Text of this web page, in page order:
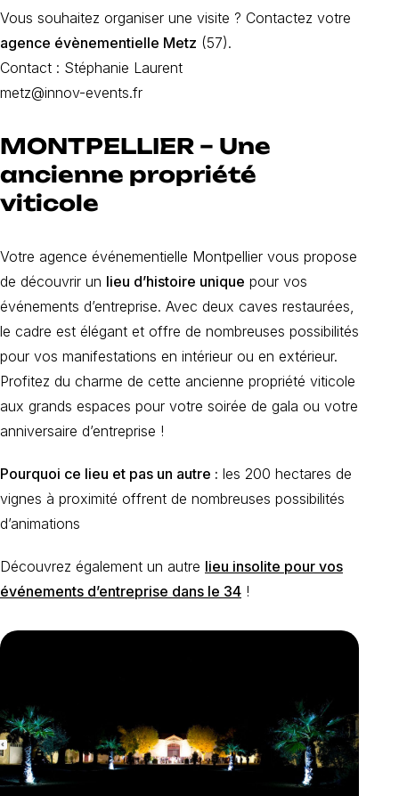
Vous souhaitez organiser une visite ? Contactez votre
agence évènementielle Metz (57).
Contact : Stéphanie Laurent
metz@innov-events.fr
MONTPELLIER – Une
ancienne propriété
viticole
Votre agence événementielle Montpellier vous propose
de découvrir un lieu d’histoire unique pour vos
événements d’entreprise. Avec deux caves restaurées,
le cadre est élégant et offre de nombreuses possibilités
pour vos manifestations en intérieur ou en extérieur.
Profitez du charme de cette ancienne propriété viticole
aux grands espaces pour votre soirée de gala ou votre
anniversaire d’entreprise !
Pourquoi ce lieu et pas un autre : les 200 hectares de
vignes à proximité offrent de nombreuses possibilités
d’animations
Découvrez également un autre lieu insolite pour vos
événements d’entreprise dans le 34 !